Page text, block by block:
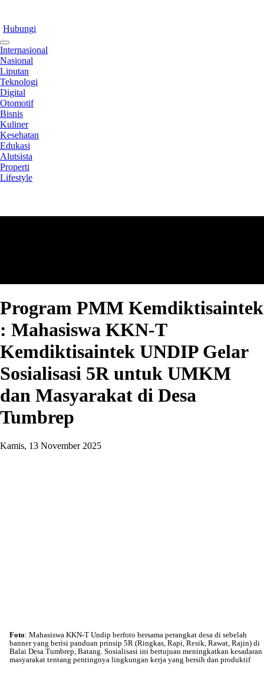
Hubungi
Internasional
Nasional
Liputan
Teknologi
Digital
Otomotif
Bisnis
Kuliner
Kesehatan
Edukasi
Alutsista
Properti
Lifestyle
Program PMM Kemdiktisaintek
: Mahasiswa KKN-T
Kemdiktisaintek UNDIP Gelar
Sosialisasi 5R untuk UMKM
dan Masyarakat di Desa
Tumbrep
Kamis, 13 November 2025
Foto: Mahasiswa KKN-T Undip berfoto bersama perangkat desa di sebelah
banner yang berisi panduan prinsip 5R (Ringkas, Rapi, Resik, Rawat, Rajin) di
Balai Desa Tumbrep, Batang. Sosialisasi ini bertujuan meningkatkan kesadaran
masyarakat tentang pentingnya lingkungan kerja yang bersih dan produktif